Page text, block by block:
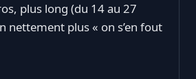
plus long (du 14 au 27
nettement plus « on s’en fout